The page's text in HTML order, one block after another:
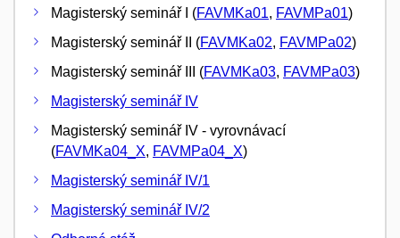
Magisterský seminář I (FAVMKa01, FAVMPa01)
Magisterský seminář II (FAVMKa02, FAVMPa02)
Magisterský seminář III (FAVMKa03, FAVMPa03)
Magisterský seminář IV
Magisterský seminář IV - vyrovnávací
(FAVMKa04_X, FAVMPa04_X)
Magisterský seminář IV/1
Magisterský seminář IV/2